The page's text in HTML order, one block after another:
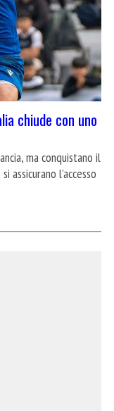
chiude con uno
ma conquistano il
l’accesso